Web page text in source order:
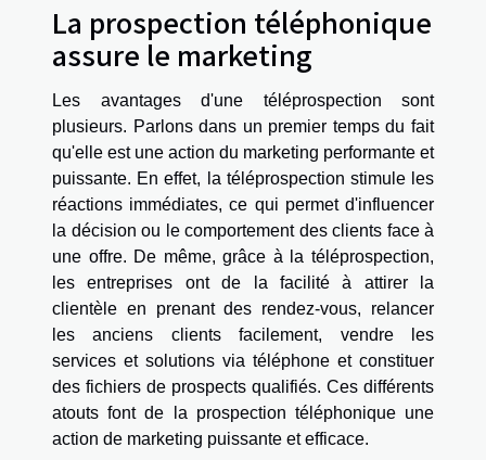
La prospection téléphonique
assure le marketing
Les avantages d'une téléprospection sont
plusieurs. Parlons dans un premier temps du fait
qu'elle est une action du marketing performante et
puissante. En effet, la téléprospection stimule les
réactions immédiates, ce qui permet d'influencer
la décision ou le comportement des clients face à
une offre. De même, grâce à la téléprospection,
les entreprises ont de la facilité à attirer la
clientèle en prenant des rendez-vous, relancer
les anciens clients facilement, vendre les
services et solutions via téléphone et constituer
des fichiers de prospects qualifiés. Ces différents
atouts font de la prospection téléphonique une
action de marketing puissante et efficace.